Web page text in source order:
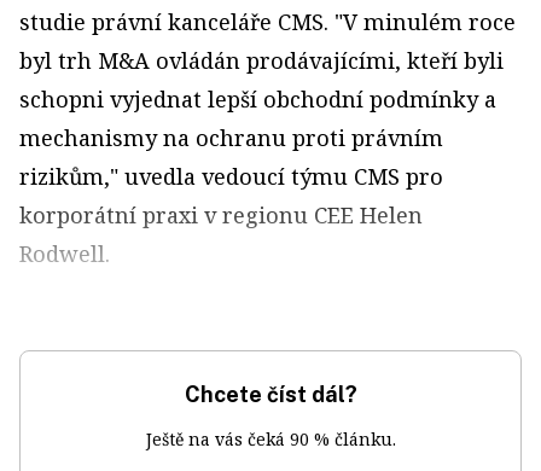
studie právní kanceláře CMS. "V minulém roce
byl trh M&A ovládán prodávajícími, kteří byli
schopni vyjednat lepší obchodní podmínky a
mechanismy na ochranu proti právním
rizikům," uvedla vedoucí týmu CMS pro
korporátní praxi v regionu CEE Helen
Rodwell.
Chcete číst dál?
Ještě na vás čeká 90 % článku.